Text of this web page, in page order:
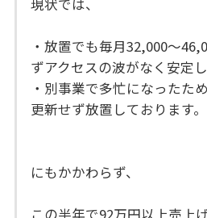
現状では、
・放置でも毎月32,000〜
ずアクセスの波がなく安定
・別事業で多忙になったた
更新せず放置しております。
にもかかわらず、
この半年で92万円以上売上